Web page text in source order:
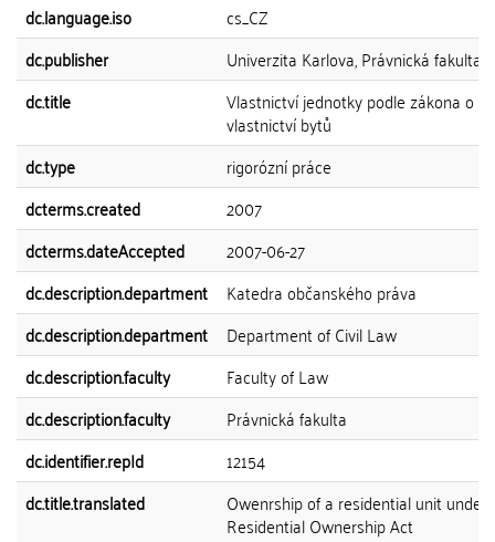
dc.language.iso
cs_CZ
dc.publisher
Univerzita Karlova, Právnická fakulta
dc.title
Vlastnictví jednotky podle zákona o
vlastnictví bytů
dc.type
rigorózní práce
dcterms.created
2007
dcterms.dateAccepted
2007-06-27
dc.description.department
Katedra občanského práva
dc.description.department
Department of Civil Law
dc.description.faculty
Faculty of Law
dc.description.faculty
Právnická fakulta
dc.identifier.repId
12154
dc.title.translated
Owenrship of a residential unit unde
Residential Ownership Act